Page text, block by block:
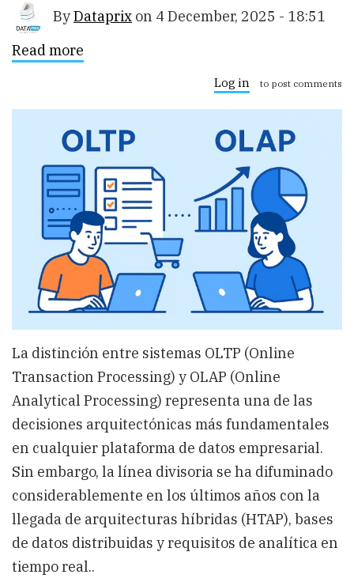
ByDataprix on 4 December, 2025 - 18:51
Read more
patrones
anti-
patrones
—
consistencia,
latencia
y
particionado
Log in to post comments
La distinción entre sistemas OLTP (Online
Transaction Processing) y OLAP (Online
Analytical Processing) representa una de las
decisiones arquitectónicas más fundamentales
en cualquier plataforma de datos empresarial.
Sin embargo, la línea divisoria se ha difuminado
considerablemente en los últimos años con la
llegada de arquitecturas híbridas (HTAP), bases
de datos distribuidas y requisitos de analítica en
tiempo real..